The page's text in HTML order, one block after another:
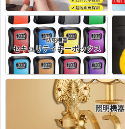
防犯機器
セキュリティキーボックス
照明機器